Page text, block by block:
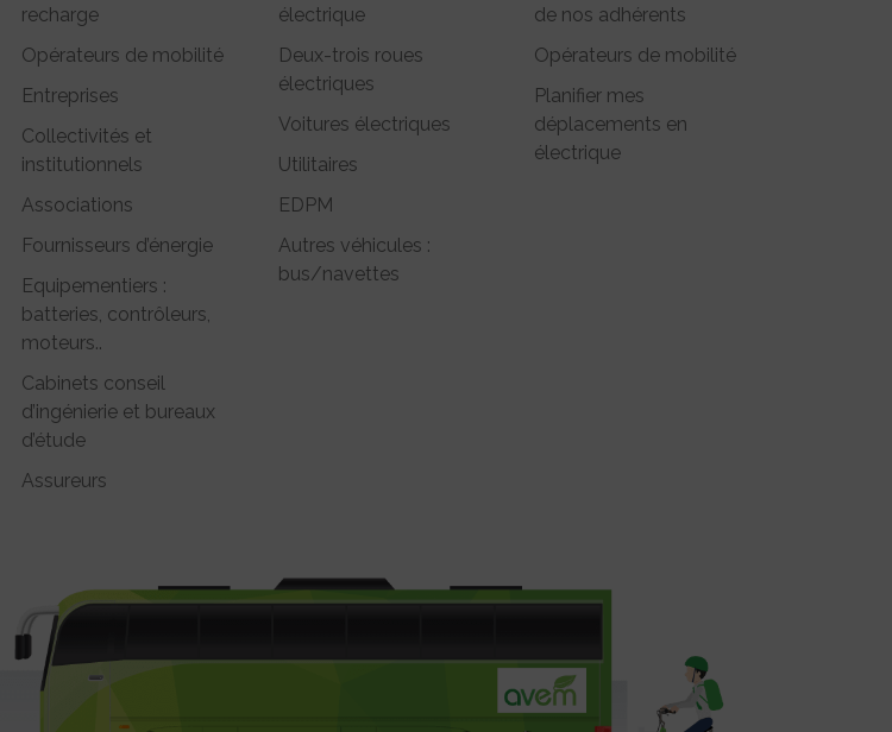
recharge
Opérateurs de mobilité
Entreprises
Collectivités et
institutionnels
Associations
Fournisseurs d’énergie
Equipementiers :
batteries, contrôleurs,
moteurs..
Cabinets conseil
d’ingénierie et bureaux
d’étude
Assureurs
électrique
Deux-trois roues
électriques
Voitures électriques
Utilitaires
EDPM
Autres véhicules :
bus/navettes
de nos adhérents
Opérateurs de mobilité
Planifier mes
déplacements en
électrique